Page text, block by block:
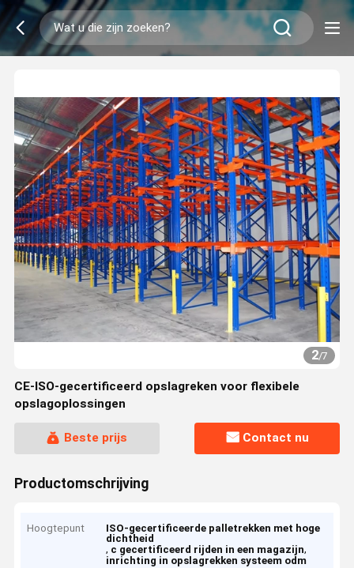
2/7
CE-ISO-gecertificeerd opslagreken voor flexibele
opslagoplossingen
Beste prijs Contact nu
Productomschrijving
Hoogtepunt
ISO-gecertificeerde palletrekken met hoge
dichtheid
, c gecertificeerd rijden in een magazijn,
inrichting in opslagrekken systeem odm